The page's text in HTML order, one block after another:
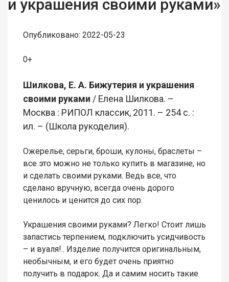
и украшения своими руками»
Опубликовано: 2022-05-23
0+
Шилкова, Е. А. Бижутерия и украшения
своими руками / Елена Шилкова. –
Москва : РИПОЛ классик, 2011. – 254 с. :
ил. – (Школа рукоделия).
Ожерелье, серьги, броши, кулоны, браслеты –
все это можно не только купить в магазине, но
и сделать своими руками. Ведь все, что
сделано вручную, всегда очень дорого
ценилось и ценится до сих пор.
Украшения своими руками? Легко! Стоит лишь
запастись терпением, подключить усидчивость
– и вуаля!.. Изделие получится оригинальным,
необычным, и его будет очень приятно
получить в подарок. Да и самим носить такие